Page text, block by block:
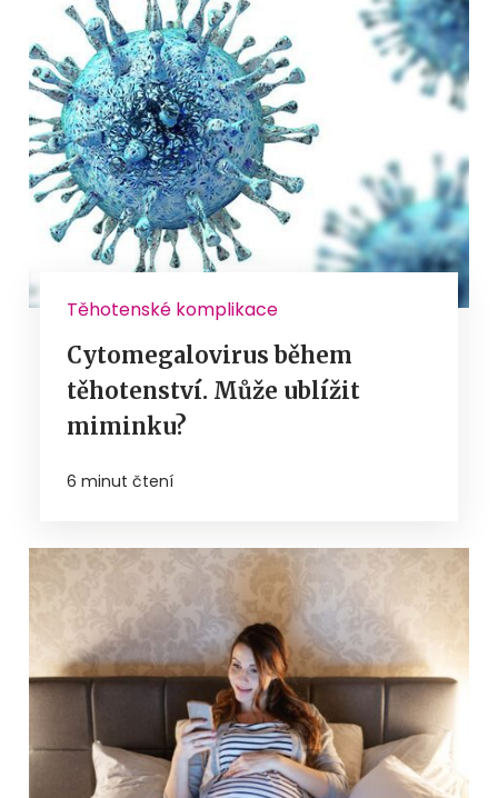
Těhotenské komplikace
Cytomegalovirus během
těhotenství. Může ublížit
miminku?
6 minut čtení